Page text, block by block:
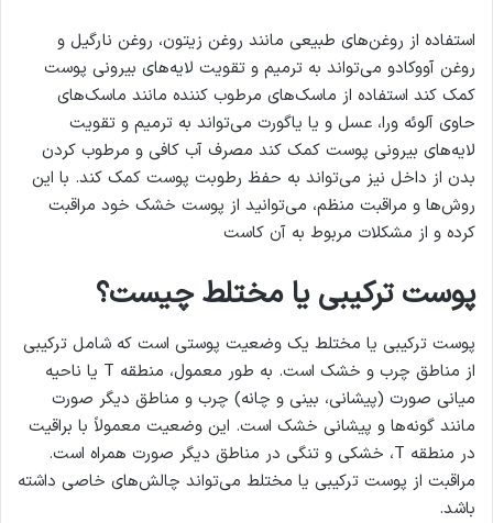
استفاده از روغن‌های طبیعی مانند روغن زیتون، روغن نارگیل و
روغن آووکادو می‌تواند به ترمیم و تقویت لایه‌های بیرونی پوست
کمک کند استفاده از ماسک‌های مرطوب کننده مانند ماسک‌های
حاوی آلوئه ورا، عسل و یا یاگورت می‌تواند به ترمیم و تقویت
لایه‌های بیرونی پوست کمک کند مصرف آب کافی و مرطوب کردن
بدن از داخل نیز می‌تواند به حفظ رطوبت پوست کمک کند. با این
روش‌ها و مراقبت منظم، می‌توانید از پوست خشک خود مراقبت
کرده و از مشکلات مربوط به آن کاست
پوست ترکیبی یا مختلط چیست؟
پوست ترکیبی یا مختلط یک وضعیت پوستی است که شامل ترکیبی
از مناطق چرب و خشک است. به طور معمول، منطقه T یا ناحیه
میانی صورت (پیشانی، بینی و چانه) چرب و مناطق دیگر صورت
مانند گونه‌ها و پیشانی خشک است. این وضعیت معمولاً با براقیت
در منطقه T، خشکی و تنگی در مناطق دیگر صورت همراه است.
مراقبت از پوست ترکیبی یا مختلط می‌تواند چالش‌های خاصی داشته
باشد.